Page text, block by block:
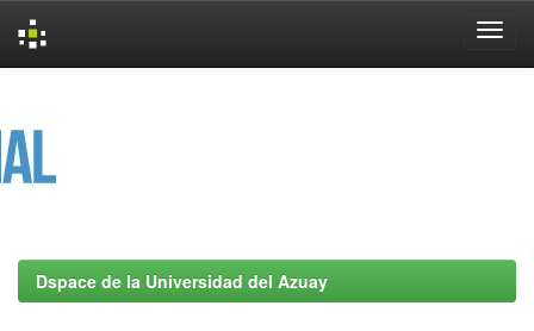
Dspace de la Universidad del Azuay